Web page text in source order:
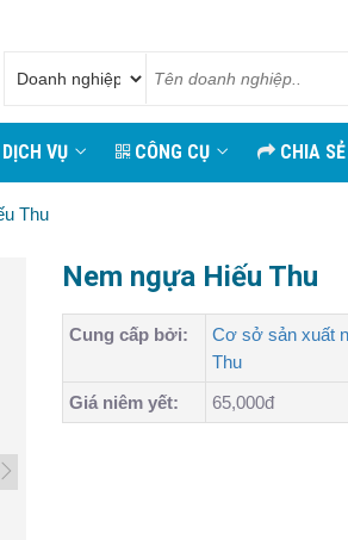
DỊCH VỤ CÔNG CỤ CHIA SẺ
Thu
Nem ngựa Hiếu Thu
Cung cấp bởi:
Cơ sở sản xuất
Thu
Giá niêm yết:
65,000đ